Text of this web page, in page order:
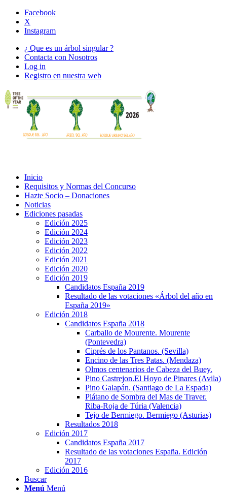
Facebook
X
Instagram
¿ Que es un árbol singular ?
Contacta con Nosotros
Log in
Registro en nuestra web
Inicio
Requisitos y Normas del Concurso
Hazte Socio – Donaciones
Noticias
Ediciones pasadas
Edición 2025
Edición 2024
Edición 2023
Edición 2022
Edición 2021
Edición 2020
Edición 2019
Candidatos España 2019
Resultado de las votaciones «Árbol del año en
España 2019»
Edición 2018
Candidatos España 2018
Carballo de Mourente. Mourente
(Pontevedra)
Ciprés de los Pantanos. (Sevilla)
Encino de las Tres Patas. (Mendaza)
Olmos centenarios de Cabeza del Buey.
Pino Castrejon.El Hoyo de Pinares (Avila)
Pino Galapán. (Santiago de La Espada)
Plátano de Sombra del Mas de Traver.
Riba-Roja de Túria (Valencia)
Tejo de Bermiego. Bermiego (Asturias)
Resultados 2018
Edición 2017
Candidatos España 2017
Resultado de las votaciones España. Edición
2017
Edición 2016
Buscar
Menú Menú